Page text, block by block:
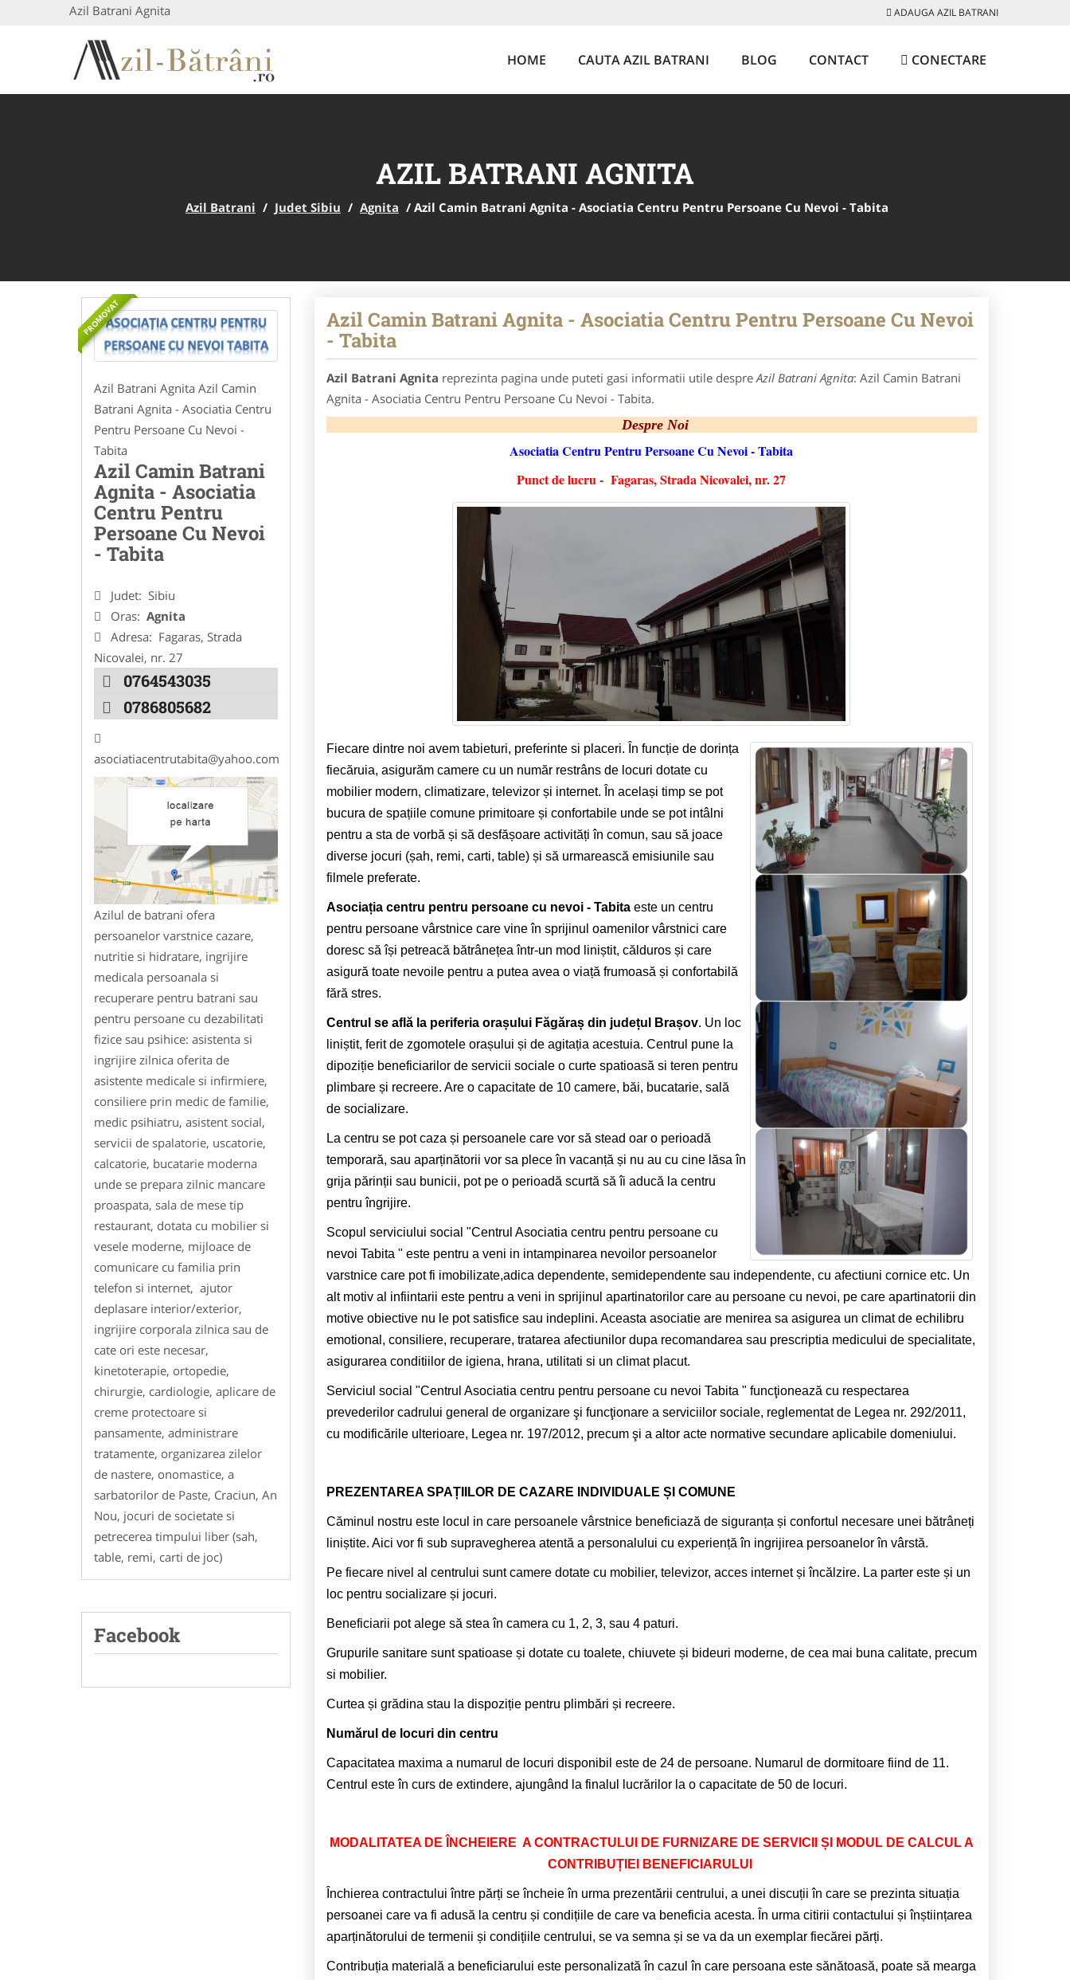
Azil Batrani Agnita ADAUGA AZIL BATRANI
HOME CAUTA AZIL BATRANI BLOG CONTACT CONECTARE
AZIL BATRANI AGNITA
Azil Batrani / Judet Sibiu / Agnita / Azil Camin Batrani Agnita - Asociatia Centru Pentru Persoane Cu Nevoi - Tabita
PROMOVAT
Azil Batrani Agnita Azil Camin
Batrani Agnita - Asociatia Centru
Pentru Persoane Cu Nevoi -
Tabita
Azil Camin Batrani
Agnita - Asociatia
Centru Pentru
Persoane Cu Nevoi
- Tabita
Judet: Sibiu
Oras: Agnita
Adresa: Fagaras, Strada
Nicovalei, nr. 27
0764543035
0786805682
asociatiacentrutabita@yahoo.com
Azilul de batrani ofera
persoanelor varstnice cazare,
nutritie si hidratare, ingrijire
medicala persoanala si
recuperare pentru batrani sau
pentru persoane cu dezabilitati
fizice sau psihice: asistenta si
ingrijire zilnica oferita de
asistente medicale si infirmiere,
consiliere prin medic de familie,
medic psihiatru, asistent social,
servicii de spalatorie, uscatorie,
calcatorie, bucatarie moderna
unde se prepara zilnic mancare
proaspata, sala de mese tip
restaurant, dotata cu mobilier si
vesele moderne, mijloace de
comunicare cu familia prin
telefon si internet, ajutor
deplasare interior/exterior,
ingrijire corporala zilnica sau de
cate ori este necesar,
kinetoterapie, ortopedie,
chirurgie, cardiologie, aplicare de
creme protectoare si
pansamente, administrare
tratamente, organizarea zilelor
de nastere, onomastice, a
sarbatorilor de Paste, Craciun, An
Nou, jocuri de societate si
petrecerea timpului liber (sah,
table, remi, carti de joc)
Facebook
Azil Camin Batrani Agnita - Asociatia Centru Pentru Persoane Cu Nevoi
- Tabita
Azil Batrani Agnita reprezinta pagina unde puteti gasi informatii utile despreAzil Batrani Agnita: Azil Camin Batrani
Agnita - Asociatia Centru Pentru Persoane Cu Nevoi - Tabita.
Despre Noi
Asociatia Centru Pentru Persoane Cu Nevoi - Tabita
Punct de lucru - Fagaras, Strada Nicovalei, nr. 27
Fiecare dintre noi avem tabieturi, preferinte si placeri. În funcție de dorința
fiecăruia, asigurăm camere cu un număr restrâns de locuri dotate cu
mobilier modern, climatizare, televizor și internet. În același timp se pot
bucura de spațiile comune primitoare și confortabile unde se pot intâlni
pentru a sta de vorbă și să desfășoare activități în comun, sau să joace
diverse jocuri (șah, remi, carti, table) și să urmarească emisiunile sau
filmele preferate.
Asociația centru pentru persoane cu nevoi - Tabitaeste un centru
pentru persoane vârstnice care vine în sprijinul oamenilor vârstnici care
doresc să își petreacă bătrânețea într-un mod liniștit, călduros și care
asigură toate nevoile pentru a putea avea o viață frumoasă și confortabilă
fără stres.
Centrul se află la periferia orașului Făgăraș din județul Brașov. Un loc
liniștit, ferit de zgomotele orașului și de agitația acestuia. Centrul pune la
dipoziție beneficiarilor de servicii sociale o curte spatioasă si teren pentru
plimbare și recreere. Are o capacitate de 10 camere, băi, bucatarie, sală
de socializare.
La centru se pot caza și persoanele care vor să stead oar o perioadă
temporară, sau aparținătorii vor sa plece în vacanță și nu au cu cine lăsa în
grija părinții sau bunicii, pot pe o perioadă scurtă să îi aducă la centru
pentru îngrijire.
Scopul serviciului social "Centrul Asociatia centru pentru persoane cu
nevoi Tabita " este pentru a veni in intampinarea nevoilor persoanelor
varstnice care pot fi imobilizate,adica dependente, semidependente sau independente, cu afectiuni cornice etc. Un
alt motiv al infiintarii este pentru a veni in sprijinul apartinatorilor care au persoane cu nevoi, pe care apartinatorii din
motive obiective nu le pot satisfice sau indeplini. Aceasta asociatie are menirea sa asigurea un climat de echilibru
emotional, consiliere, recuperare, tratarea afectiunilor dupa recomandarea sau prescriptia medicului de specialitate,
asigurarea conditiilor de igiena, hrana, utilitati si un climat placut.
Serviciul social "Centrul Asociatia centru pentru persoane cu nevoi Tabita " funcţionează cu respectarea
prevederilor cadrului general de organizare şi funcţionare a serviciilor sociale, reglementat de Legea nr. 292/2011,
cu modificările ulterioare, Legea nr. 197/2012, precum şi a altor acte normative secundare aplicabile domeniului.
PREZENTAREA SPAȚIILOR DE CAZARE INDIVIDUALE ȘI COMUNE
Căminul nostru este locul in care persoanele vârstnice beneficiază de siguranța și confortul necesare unei bătrâneți
liniștite. Aici vor fi sub supravegherea atentă a personalului cu experiență în ingrijirea persoanelor în vârstă.
Pe fiecare nivel al centrului sunt camere dotate cu mobilier, televizor, acces internet și încălzire. La parter este și un
loc pentru socializare și jocuri.
Beneficiarii pot alege să stea în camera cu 1, 2, 3, sau 4 paturi.
Grupurile sanitare sunt spatioase și dotate cu toalete, chiuvete și bideuri moderne, de cea mai buna calitate, precum
si mobilier.
Curtea și grădina stau la dispoziție pentru plimbări și recreere.
Numărul de locuri din centru
Capacitatea maxima a numarul de locuri disponibil este de 24 de persoane. Numarul de dormitoare fiind de 11.
Centrul este în curs de extindere, ajungând la finalul lucrărilor la o capacitate de 50 de locuri.
MODALITATEA DE ÎNCHEIERE A CONTRACTULUI DE FURNIZARE DE SERVICII ȘI MODUL DE CALCUL A
CONTRIBUȚIEI BENEFICIARULUI
Închierea contractului între părți se încheie în urma prezentării centrului, a unei discuții în care se prezinta situația
persoanei care va fi adusă la centru și condițiile de care va beneficia acesta. În urma citirii contactului și înștiințarea
aparținătorului de termenii și condițiile centrului, se va semna și se va da un exemplar fiecărei părți.
Contribuția materială a beneficiarului este personalizată în cazul în care persoana este sănătoasă, poate să mearga